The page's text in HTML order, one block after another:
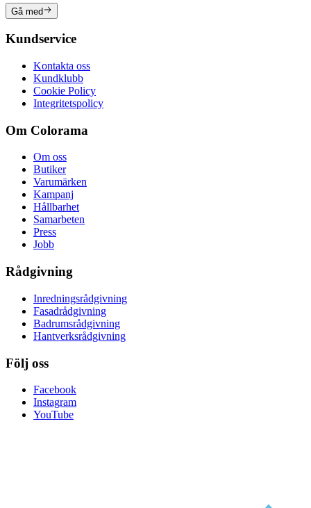
Gå med
Kundservice
Kontakta oss
Kundklubb
Cookie Policy
Integritetspolicy
Om Colorama
Om oss
Butiker
Varumärken
Kampanj
Hållbarhet
Samarbeten
Press
Jobb
Rådgivning
Inredningsrådgivning
Fasadrådgivning
Badrumsrådgivning
Hantverksrådgivning
Följ oss
Facebook
Instagram
YouTube